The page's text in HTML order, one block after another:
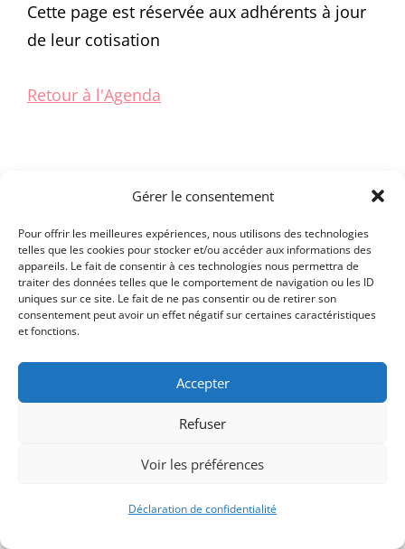
Gérer le consentement
Pour offrir les meilleures expériences, nous utilisons des technologies
telles que les cookies pour stocker et/ou accéder aux informations des
appareils. Le fait de consentir à ces technologies nous permettra de
traiter des données telles que le comportement de navigation ou les ID
uniques sur ce site. Le fait de ne pas consentir ou de retirer son
consentement peut avoir un effet négatif sur certaines caractéristiques
et fonctions.
Accepter
Refuser
Voir les préférences
Déclaration de confidentialité
Cette page est réservée aux adhérents à jour
de leur cotisation
Retour à l'Agenda
Signify-Child ByClub Photo IUT Vannes @2025